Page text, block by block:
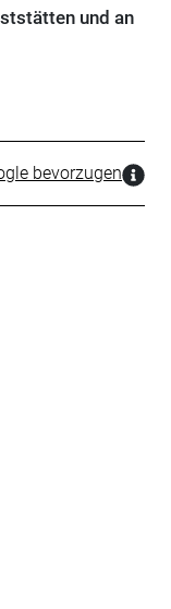
und an
bevorzugen